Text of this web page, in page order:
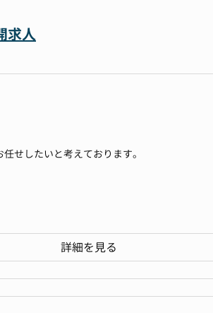
対応補助
進
求人
せしたいと考えております。
業務
詳細を見る